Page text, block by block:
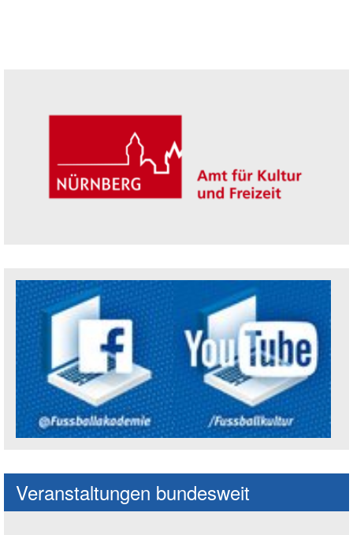
Veranstaltungen bundesweit